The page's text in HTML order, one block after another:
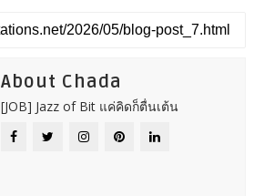
About Chada
[JOB] Jazz of Bit แค่คิดก็ตื่นเต้น